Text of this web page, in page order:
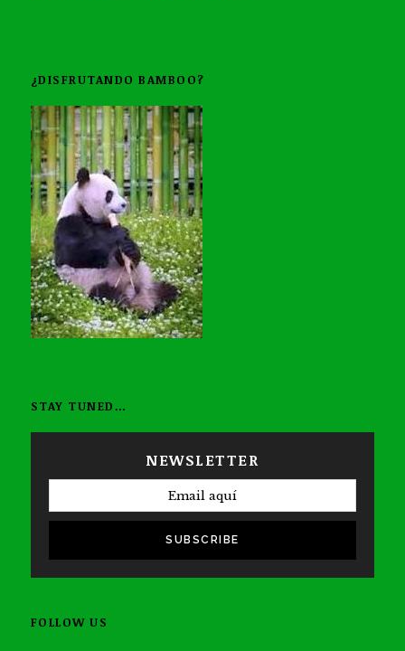
¿DISFRUTANDO BAMBOO?
STAY TUNED…
NEWSLETTER
SUBSCRIBE
FOLLOW US